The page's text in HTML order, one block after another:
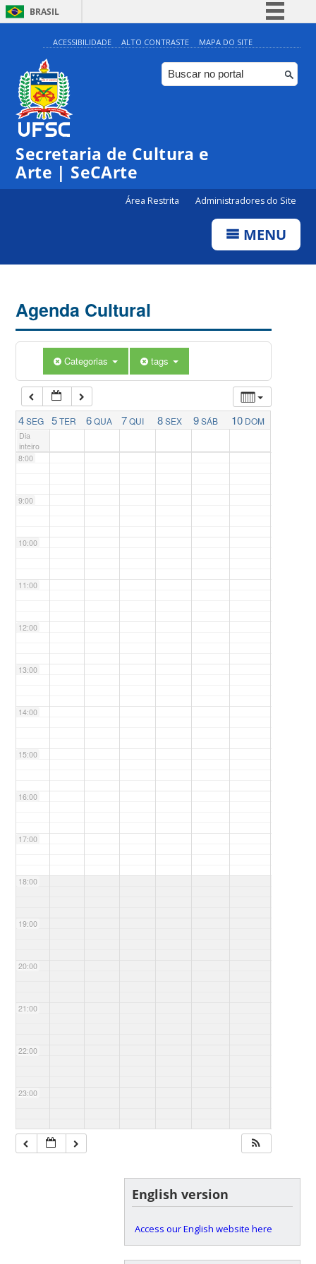
BRASIL
Simplifique!
Comunica BR
Participe
ACESSIBILIDADE ALTO CONTRASTE MAPA DO SITE
Secretaria de Cultura e
Arte | SeCArte
Área Restrita Administradores do Site
MENU
Agenda Cultural
Categorias tags
4SEG 5TER 6QUA 7QUI 8SEX 9SÁB 10 DOM
Dia
inteiro
0:00
1:00
5:00
7:00
8:00
9:00
10:00
11:00
12:00
13:00
14:00
15:00
16:00
17:00
18:00
19:00
20:00
21:00
22:00
23:00
English version
Access our English website here